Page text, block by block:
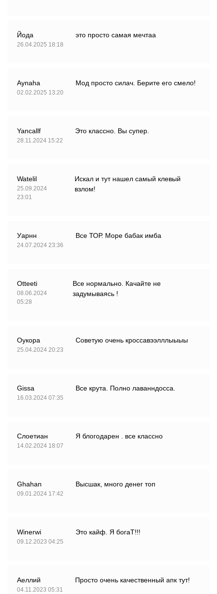
Йода
26.04.2025 18:18
это просто самая мечтаа
Aynaha
02.02.2025 13:20
Мод просто силач. Берите его смело!
Yancallf
28.11.2024 15:22
Это классно. Вы супер.
Watelil
25.09.2024
23:01
Искал и тут нашел самый клевый
взлом!
Уарнн
24.07.2024 23:36
Все ТОР. Море бабак имба
Otteeti
08.06.2024
05:28
Все нормально. Качайте не
задумываясь !
Оукора
25.04.2024 20:23
Советую очень кроссавээлллыыыы
Gissa
16.03.2024 07:35
Все крута. Полно лаванндосса.
Слоетиан
14.02.2024 18:07
Я блогодарен . все классно
Ghahan
09.01.2024 17:42
Высшак, много денег топ
Winerwi
09.12.2023 04:25
Это кайф. Я богаТ!!!
Аеллий
04.11.2023 05:31
Просто очень качественный апк тут!